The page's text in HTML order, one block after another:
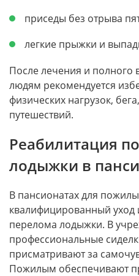
приседы без отрыва
легкие прыжки и
После лечения и
людям рекомендуется
физических нагрузок,
путешествий.
Реабилитация
лодыжки в
В пансионатах для
квалифицированный
перелома лодыжки. В
профессиональные
присматривают за
Пожилым обеспечивают